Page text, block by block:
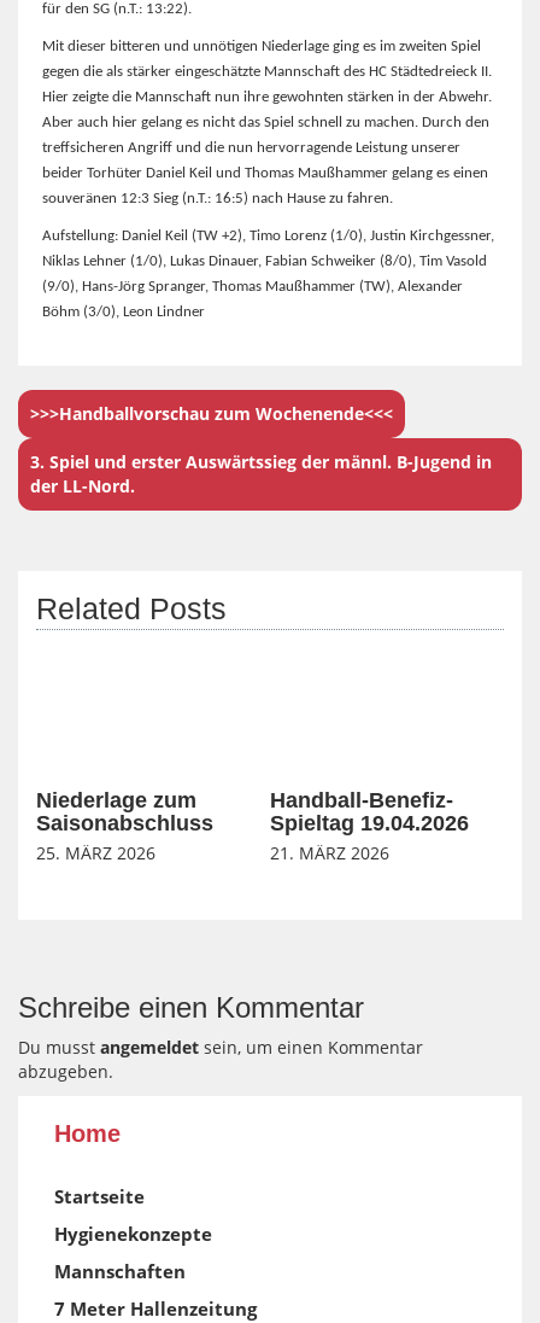
für den SG (n.T.: 13:22).
Mit dieser bitteren und unnötigen Niederlage ging es im zweiten Spiel
gegen die als stärker eingeschätzte Mannschaft des HC Städtedreieck II.
Hier zeigte die Mannschaft nun ihre gewohnten stärken in der Abwehr.
Aber auch hier gelang es nicht das Spiel schnell zu machen. Durch den
treffsicheren Angriff und die nun hervorragende Leistung unserer
beider Torhüter Daniel Keil und Thomas Maußhammer gelang es einen
souveränen 12:3 Sieg (n.T.: 16:5) nach Hause zu fahren.
Aufstellung: Daniel Keil (TW +2), Timo Lorenz (1/0), Justin Kirchgessner,
Niklas Lehner (1/0), Lukas Dinauer, Fabian Schweiker (8/0), Tim Vasold
(9/0), Hans-Jörg Spranger, Thomas Maußhammer (TW), Alexander
Böhm (3/0), Leon Lindner
>>>Handballvorschau zum Wochenende<<<
3. Spiel und erster Auswärtssieg der männl. B-Jugend in
der LL-Nord.
Related Posts
Niederlage zum
Saisonabschluss
25. MÄRZ 2026
Handball-Benefiz-
Spieltag 19.04.2026
21. MÄRZ 2026
Schreibe einen Kommentar
Du musst angemeldet sein, um einen Kommentar
abzugeben.
Home
Startseite
Hygienekonzepte
Mannschaften
7 Meter Hallenzeitung